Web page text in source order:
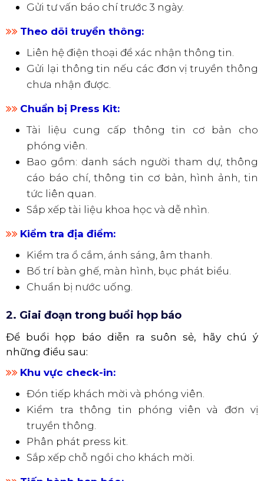
​​​​​​​ Xác định nhân sự:
MC, diễn giả, phóng viên, biên tập viên, kỹ
Bổ sung nhân sự phù hợp với từng loại họp
báo.
truyền hình.
Gửi thông cáo báo chí trước 1 tuần.
Gửi tư vấn báo chí trước 3 ngày.
Theo dõi truyền thông:
Liên hệ điện thoại để xác nhận thông tin.
Gửi lại thông tin nếu các đơn vị truyền thông
​​​​​​​ Chuẩn bị Press Kit:
Tài liệu cung cấp thông tin cơ bản cho
phóng viên.
Bao gồm: danh sách người tham dự, thông
cáo báo chí, thông tin cơ bản, hình ảnh, tin
tức liên quan.
Sắp xếp tài liệu khoa học và dễ nhìn.
​​​​​​​ Kiểm tra địa điểm:
Kiểm tra ổ cắm, ánh sáng, âm thanh.
Bố trí bàn ghế, màn hình, bục phát biểu.
Chuẩn bị nước uống.
2. Giai đoạn trong buổi họp báo